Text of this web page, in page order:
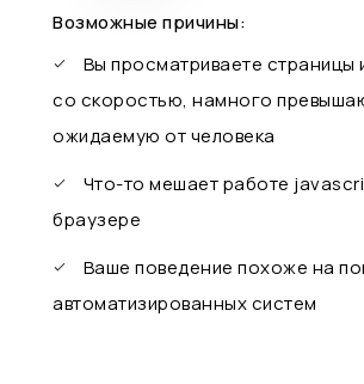
Возможные причины:
Вы просматриваете страницы
со скоростью, намного
ожидаемую от человека
Что-то мешает работе
браузере
Ваше поведение похоже на
автоматизированных систем